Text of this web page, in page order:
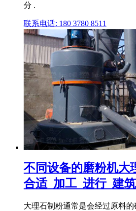
分 .
联系电话: 180 3780 8511
不同设备的磨粉机大
合适_加工_进行_建
大理石制粉通常是会经过原料